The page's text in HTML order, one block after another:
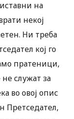
на
некој
Ни треба
кој го
пратеници,
не служат за
во овој опис
Претседател,